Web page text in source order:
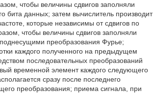
чтобы величины сдвигов заполняли
бита данных; затем вычислитель производит
которые независимы от сдвигов по
чтобы величины сдвигов заполняли
преобразования Фурье;
каждого полученного на предыдущем
последовательных преобразований
временной элемент каждого следующего
сразу после последнего
преобразования; приема сигнала, при